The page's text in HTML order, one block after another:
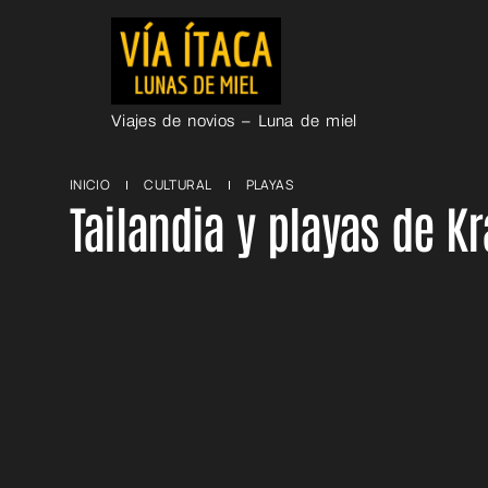
Viajes de novios – Luna de miel
INICIO CULTURAL PLAYAS
Tailandia y playas de